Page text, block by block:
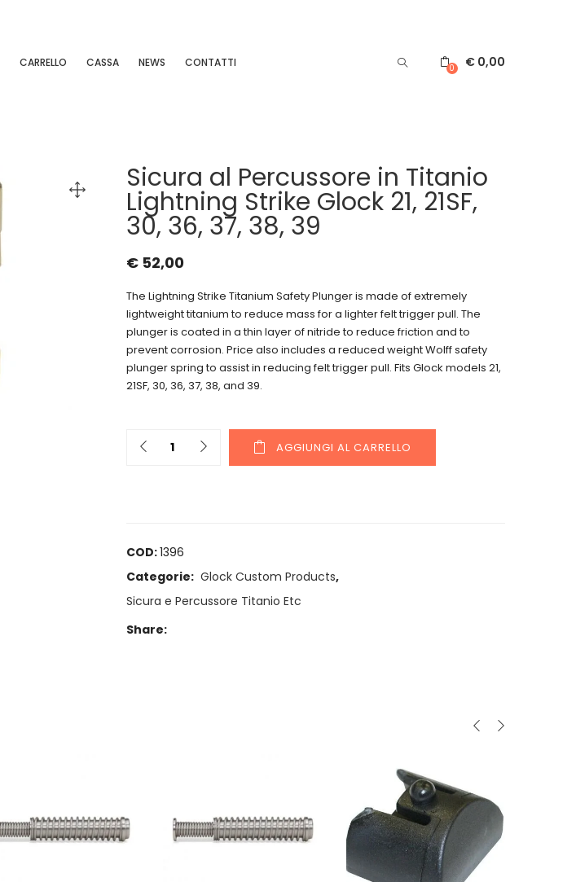
CARRELLO CASSA NEWS CONTATTI 0 €0,00
Sicura al Percussore in Titanio
Lightning Strike Glock 21, 21SF,
30, 36, 37, 38, 39
€ 52,00
The Lightning Strike Titanium Safety Plunger is made of extremely
lightweight titanium to reduce mass for a lighter felt trigger pull. The
plunger is coated in a thin layer of nitride to reduce friction and to
prevent corrosion. Price also includes a reduced weight Wolff safety
plunger spring to assist in reducing felt trigger pull. Fits Glock models 21,
21SF, 30, 36, 37, 38, and 39.
Quantity
AGGIUNGI AL CARRELLO
COD:1396
Categorie: Glock Custom Products,
Sicura e Percussore Titanio Etc
Share: